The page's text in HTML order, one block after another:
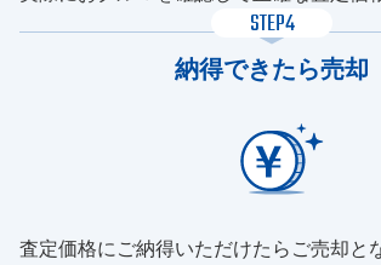
STEP4
納得できたら売却
査定価格にご納得いただけたらご売却と